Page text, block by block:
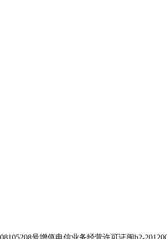
号增值电信业务经营许可证闽b2-